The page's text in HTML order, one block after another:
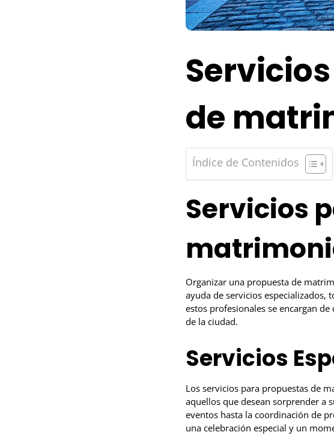
de
Índice de Contenidos
Servicios
Organizar una propuesta de
ayuda de servicios especializados,
estos profesionales se encargan
de la ciudad.
Servicios
Los servicios para propuestas de
aquellos que desean sorprender a
eventos hasta la coordinación de
una celebración especial y un